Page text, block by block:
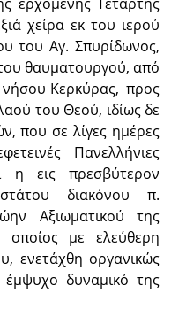
χείρα εκ του ιερού
του Αγ. Σπυρίδωνος,
θαυματουργού, από
Κερκύρας, προς
του Θεού, ιδίως δε
που σε λίγες ημέρες
Πανελλήνιες
η εις πρεσβύτερον
διακόνου π.
Αξιωματικού της
οποίος με ελεύθερη
ενετάχθη οργανικώς
δυναμικό της